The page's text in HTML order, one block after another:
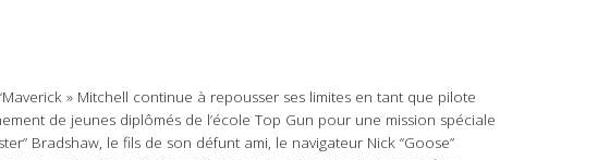
» Mitchell continue à repousser ses limites en tant que pilote
de jeunes diplômés de l’école Top Gun pour une mission spéciale
Bradshaw, le fils de son défunt ami, le navigateur Nick “Goose”